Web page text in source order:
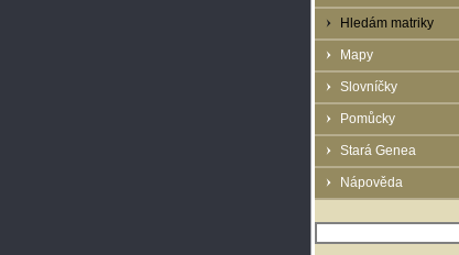
Hledám matriky
Mapy
Slovníčky
Pomůcky
Stará Genea
Nápověda